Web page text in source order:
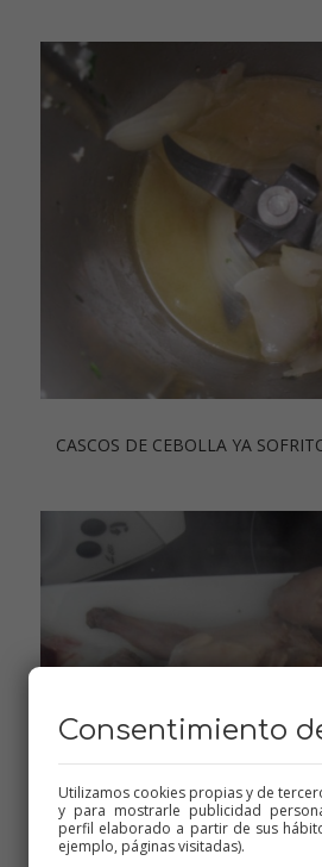
CASCOS DE CEBOLLA YA
Consentimiento
Utilizamos cookies propias y de
y para mostrarle publicidad
perfil elaborado a partir de sus
ejemplo, páginas visitadas).